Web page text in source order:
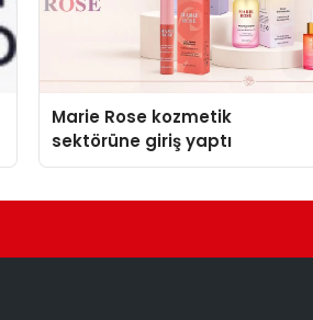
Marie Rose kozmetik
sektörüne giriş yaptı